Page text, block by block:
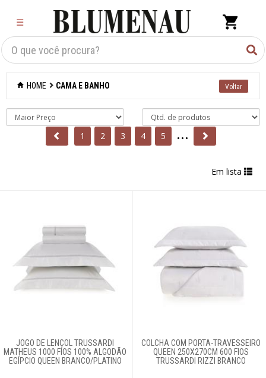
☰
Criar Lista×
Organização
Eletros
banheiro
Aromatizantes
Cobertores e
Colchas
HOME CAMA E BANHO
1 2 3 4 5 ...
Em lista
JOGO DE LENÇOL TRUSSARDI
MATHEUS 1000 FIOS 100% ALGODÃO
EGÍPCIO QUEEN BRANCO/PLATINO
COLCHA COM PORTA-TRAVESSEIRO
QUEEN 250X270CM 600 FIOS
TRUSSARDI RIZZI BRANCO